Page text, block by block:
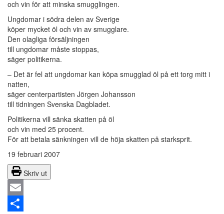
och vin för att minska smugglingen.
Ungdomar i södra delen av Sverige
köper mycket öl och vin av smugglare.
Den olagliga försäljningen
till ungdomar måste stoppas,
säger politikerna.
– Det är fel att ungdomar kan köpa smugglad öl på ett torg mitt i
natten,
säger centerpartisten Jörgen Johansson
till tidningen Svenska Dagbladet.
Politikerna vill sänka skatten på öl
och vin med 25 procent.
För att betala sänkningen vill de höja skatten på starksprit.
19 februari 2007
Skriv ut
Email